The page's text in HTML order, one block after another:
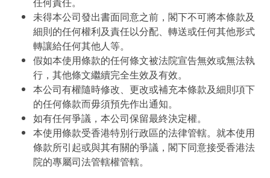
任何責任。
未得本公司發出書面同意之前，閣下不可將本條款及
細則的任何權利及責任以分配、轉送或任何其他形式
轉讓給任何其他人等。
假如本使用條款的任何條文被法院宣告無效或無法執
行，其他條文繼續完全生效及有效。
本公司有權隨時修改、更改或補充本條款及細則項下
的任何條款而毋須預先作出通知。
如有任何爭議，本公司保留最終決定權。
本使用條款受香港特別行政區的法律管轄。就本使用
條款所引起或與其有關的爭議，閣下同意接受香港法
院的專屬司法管轄權管轄。